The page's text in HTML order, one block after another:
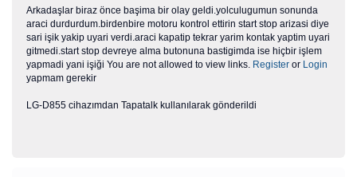
Arkadaşlar biraz önce başima bir olay geldi.yolculugumun sonunda
araci durdurdum.birdenbire motoru kontrol ettirin start stop arizasi diye
sari işik yakip uyari verdi.araci kapatip tekrar yarim kontak yaptim uyari
gitmedi.start stop devreye alma butonuna bastigimda ise hiçbir işlem
yapmadi yani işiği You are not allowed to view links. Register or Login
yapmam gerekir
LG-D855 cihazımdan Tapatalk kullanılarak gönderildi